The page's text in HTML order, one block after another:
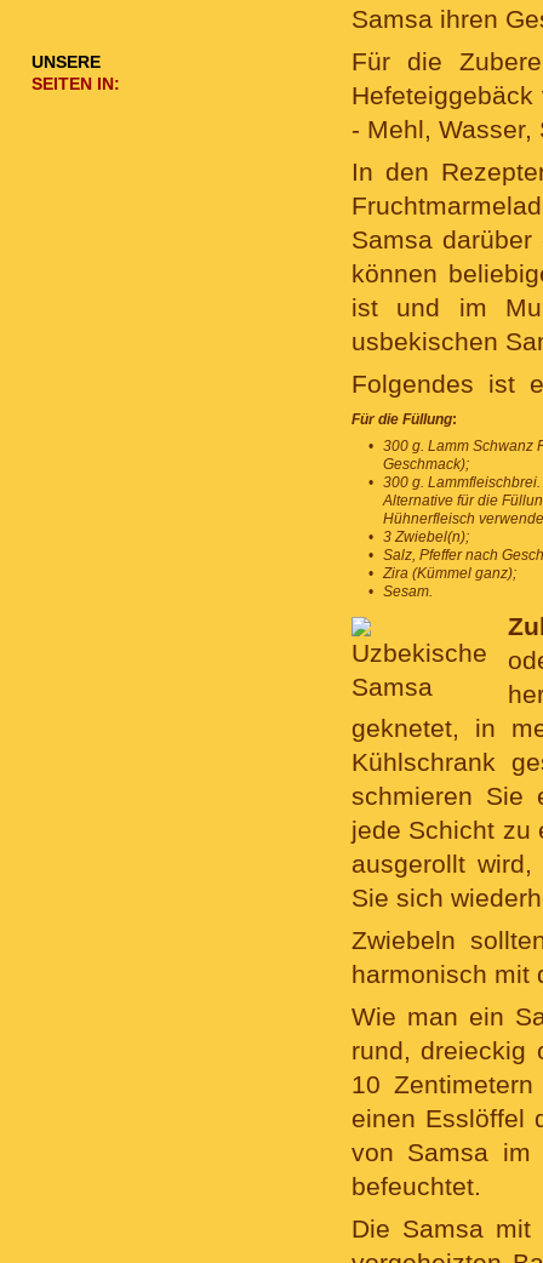
Samsa ihren
Für die
- Mehl,
In den
Samsa
können
ist und im
usbekischen
Folgendes ist
Für die Füllung:
• 300 g. Lamm Schwanz
Geschmack);
• 300 g.
Alternative für die
Hühnerfleisch
• 3 Zwiebel(n);
• Salz, Pfeffer nach
• Zira (Kümmel ganz);
• Sesam.
geknetet, in
Kühlschrank
schmieren Sie
jede Schicht zu
ausgerollt
Sie sich
Zwiebeln
harmonisch mit
Wie man ein
rund, dreieckig
10
einen Esslöffel
von Samsa im
befeuchtet.
Die Samsa mit
UNSERE
SEITEN IN: